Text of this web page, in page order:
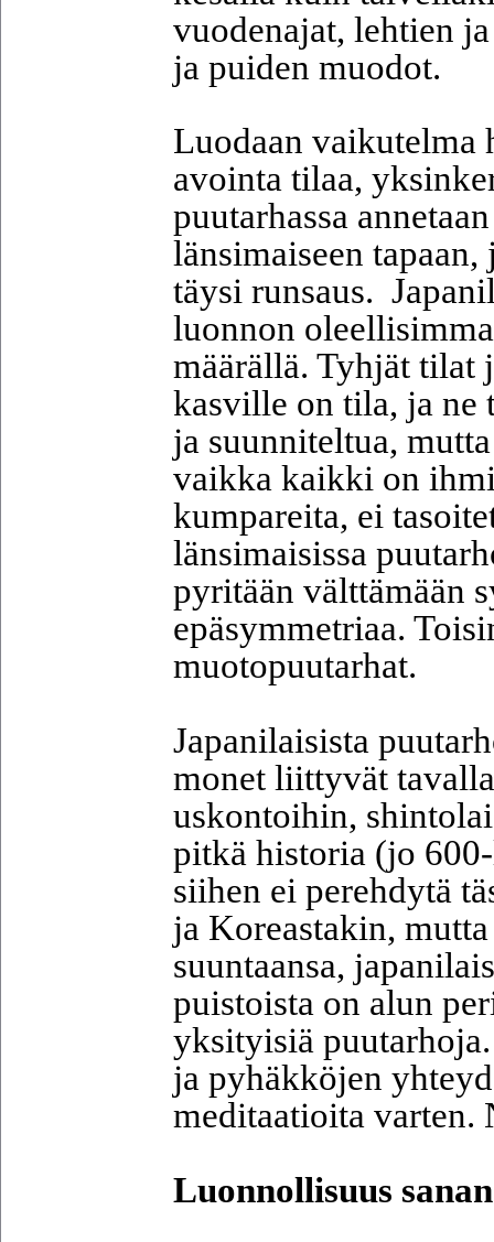
vuodenajat, lehtien
ja puiden muodot.
Luodaan vaikutelma
avointa tilaa,
puutarhassa
länsimaiseen
täysi runsaus.
luonnon
määrällä. Tyhjät tilat
kasville on tila, ja
ja suunniteltua,
vaikka kaikki on
kumpareita, ei
länsimaisissa
pyritään välttämään
epäsymmetriaa.
muotopuutarhat.
Japanilaisista
monet liittyvät
uskontoihin,
pitkä historia (jo
siihen ei perehdytä
ja Koreastakin,
suuntaansa,
puistoista on alun
yksityisiä
ja pyhäkköjen
meditaatioita varten.
Luonnollisuus